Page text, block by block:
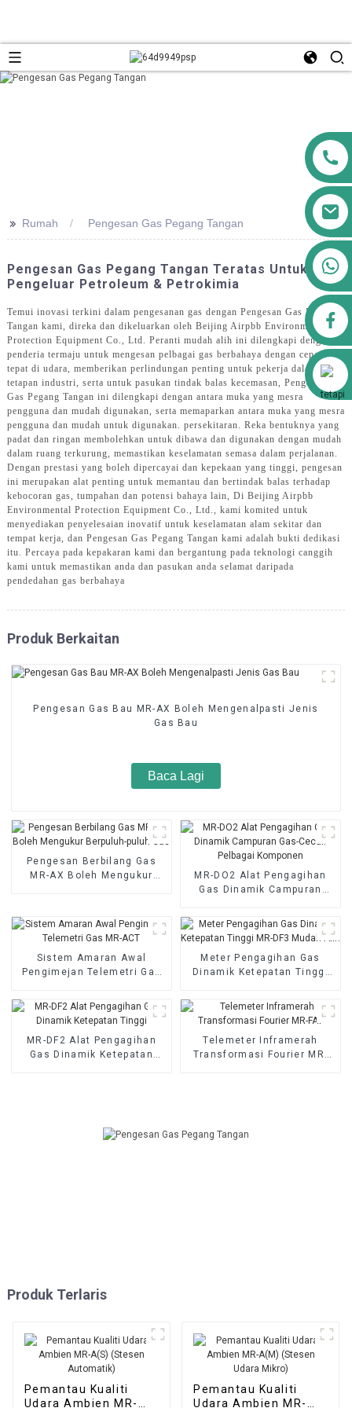
airppb123@gmail.com
Alibaba
>> Rumah Pengesan Gas Pegang Tangan
Pengesan Gas Pegang Tangan Teratas Untuk
Pengeluar Petroleum & Petrokimia
Temui inovasi terkini dalam pengesanan gas dengan Pengesan Gas Pegang
Tangan kami, direka dan dikeluarkan oleh Beijing Airpbb Environmental
Protection Equipment Co., Ltd. Peranti mudah alih ini dilengkapi dengan
penderia termaju untuk mengesan pelbagai gas berbahaya dengan cepat dan
tepat di udara, memberikan perlindungan penting untuk pekerja dalam
tetapan industri, serta untuk pasukan tindak balas kecemasan, Pengesan
Gas Pegang Tangan ini dilengkapi dengan antara muka yang mesra
pengguna dan mudah digunakan, serta memaparkan antara muka yang mesra
pengguna dan mudah untuk digunakan. persekitaran. Reka bentuknya yang
padat dan ringan membolehkan untuk dibawa dan digunakan dengan mudah
dalam ruang terkurung, memastikan keselamatan semasa dalam perjalanan.
Dengan prestasi yang boleh dipercayai dan kepekaan yang tinggi, pengesan
ini merupakan alat penting untuk memantau dan bertindak balas terhadap
kebocoran gas, tumpahan dan potensi bahaya lain, Di Beijing Airpbb
Environmental Protection Equipment Co., Ltd., kami komited untuk
menyediakan penyelesaian inovatif untuk keselamatan alam sekitar dan
tempat kerja, dan Pengesan Gas Pegang Tangan kami adalah bukti dedikasi
itu. Percaya pada kepakaran kami dan bergantung pada teknologi canggih
kami untuk memastikan anda dan pasukan anda selamat daripada
pendedahan gas berbahaya
Produk Berkaitan
Pengesan Gas Bau MR-AX Boleh Mengenalpasti Jenis
Gas Bau
Baca Lagi
Pengesan Berbilang Gas
MR-AX Boleh Mengukur
MR-DO2 Alat Pengagihan
Gas Dinamik Campuran
Komponen
Sistem Amaran Awal
Pengimejan Telemetri Gas
Meter Pengagihan Gas
Dinamik Ketepatan Tinggi
MR-DF2 Alat Pengagihan
Gas Dinamik Ketepatan
Telemeter Inframerah
Transformasi Fourier MR-
Produk Terlaris
Pemantau Kualiti
Udara Ambien MR-
Pemantau Kualiti
Udara Ambien MR-